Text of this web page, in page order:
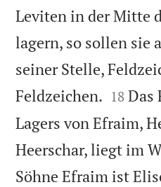
Leviten in der Mitte
lagern, so sollen sie
seiner Stelle,
Feldzeichen. 

18 Das
Lagers von Efraim,
Heerschar, liegt im
Söhne Efraim ist